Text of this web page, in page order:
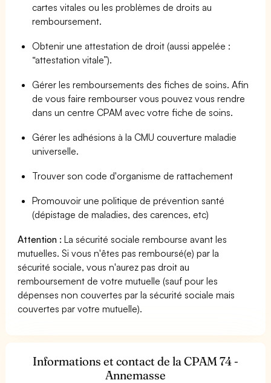
cartes vitales ou les problèmes de droits au
remboursement.
Obtenir une attestation de droit (aussi appelée :
“attestation vitale”).
Gérer les remboursements des fiches de soins. Afin
de vous faire rembourser vous pouvez vous rendre
dans un centre CPAM avec votre fiche de soins.
Gérer les adhésions à la CMU couverture maladie
universelle.
Trouver son code d'organisme de rattachement
Promouvoir une politique de prévention santé
(dépistage de maladies, des carences, etc)
Attention : La sécurité sociale rembourse avant les
mutuelles. Si vous n'êtes pas remboursé(e) par la
sécurité sociale, vous n'aurez pas droit au
remboursement de votre mutuelle (sauf pour les
dépenses non couvertes par la sécurité sociale mais
couvertes par votre mutuelle).
Informations et contact de la CPAM 74 -
Annemasse